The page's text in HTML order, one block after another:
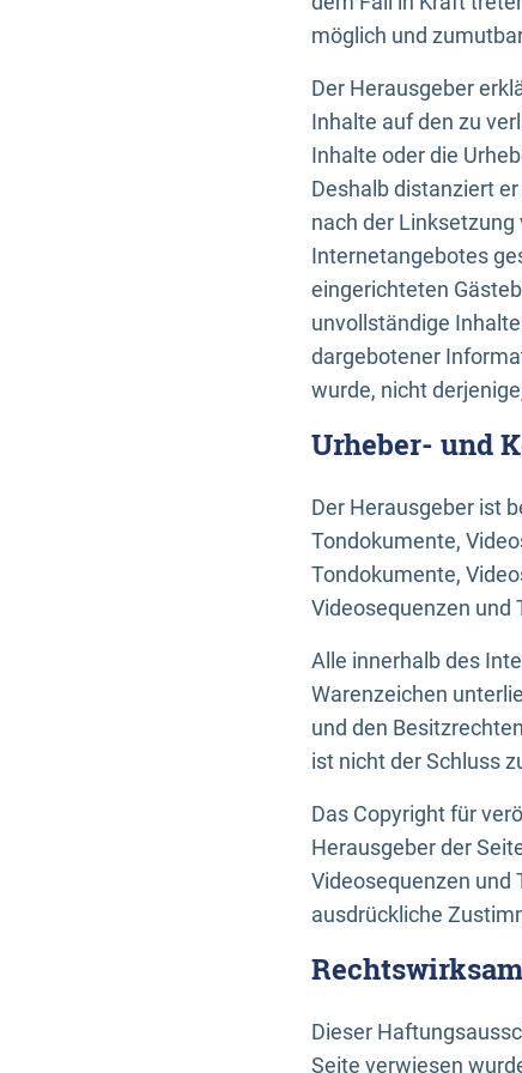
möglich und
Der Herausgeber
Inhalte auf den zu
Inhalte oder die
Deshalb distanziert
nach der
Internetangebotes
eingerichteten
unvollständige
dargebotener
wurde, nicht
Urheber- und
Der Herausgeber ist
Tondokumente,
Tondokumente,
Videosequenzen und
Alle innerhalb des
Warenzeichen
und den
ist nicht der Schluss
Das Copyright für
Herausgeber der
Videosequenzen und
ausdrückliche
Dieser
Seite verwiesen